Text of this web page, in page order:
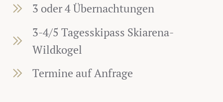
3 oder 4 Übernachtungen
3-4/5 Tagesskipass Skiarena-
Wildkogel
Termine auf Anfrage